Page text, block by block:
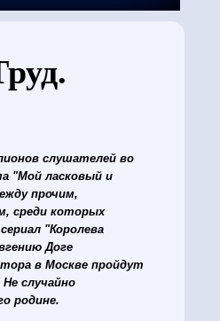
слушателей во
"Мой ласковый и
прочим,
среди которых
"Королева
Доге
в Москве пройдут
случайно
родине.